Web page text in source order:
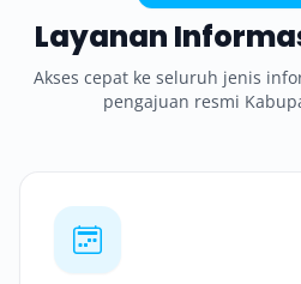
Layanan
Akses cepat ke seluruh jenis
pengajuan resmi